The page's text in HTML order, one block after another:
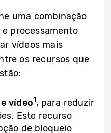
uma combinação
processamento
vídeos mais
os recursos que
vídeo1, para reduzir
Este recurso
de bloqueio